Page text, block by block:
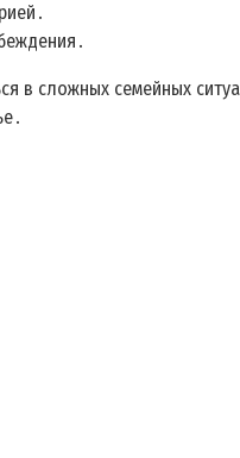
в сложных семейных